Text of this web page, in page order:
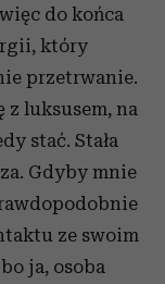
do końca
który
przetrwanie.
z luksusem, na
stać. Stała
Gdyby mnie
ze swoim
ja, osoba